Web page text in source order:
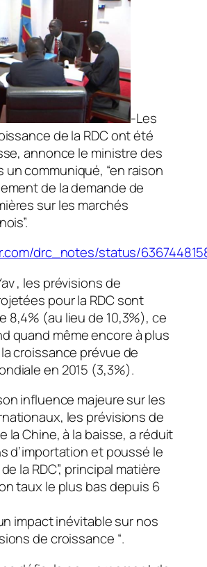
-Les
de la RDC ont été
annonce le ministre des
communiqué, “en raison
de la demande de
sur les marchés
drc_notes/status/
, les prévisions de
pour la RDC sont
8,4% (au lieu de 10,3%), ce
quand même encore à plus
croissance prévue de
en 2015 (3,3%).
influence majeure sur les
les prévisions de
la Chine, à la baisse, a réduit
d’importation et poussé le
la RDC”, principal matière
taux le plus bas depuis 6
impact inévitable sur nos
de croissance “.